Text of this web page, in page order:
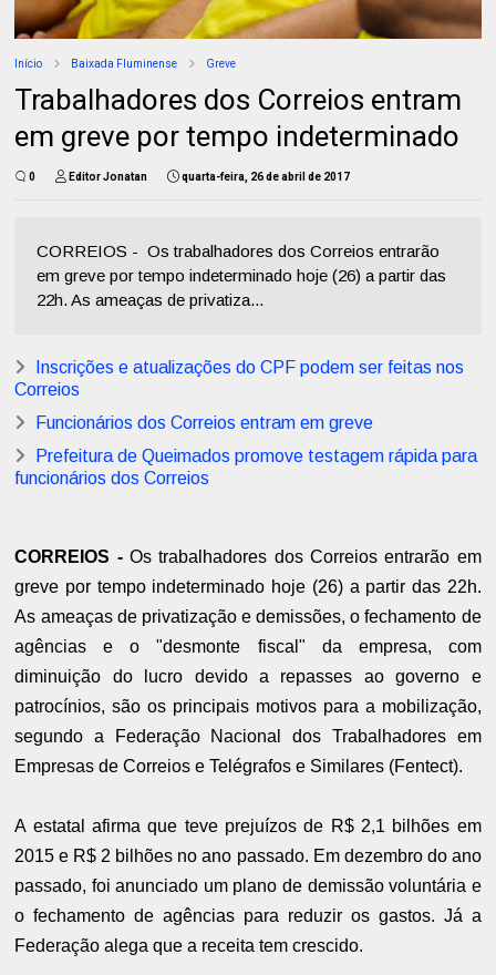
Início Baixada Fluminense Greve
Trabalhadores dos Correios entram
em greve por tempo indeterminado
0 Editor Jonatan quarta-feira, 26 de abril de 2017
CORREIOS - Os trabalhadores dos Correios entrarão
em greve por tempo indeterminado hoje (26) a partir das
22h. As ameaças de privatiza...
Inscrições e atualizações do CPF podem ser feitas nos
Correios
Funcionários dos Correios entram em greve
Prefeitura de Queimados promove testagem rápida para
funcionários dos Correios
CORREIOS -Os trabalhadores dos Correios entrarão em
greve por tempo indeterminado hoje (26) a partir das 22h.
As ameaças de privatização e demissões, o fechamento de
agências e o "desmonte fiscal" da empresa, com
diminuição do lucro devido a repasses ao governo e
patrocínios, são os principais motivos para a mobilização,
segundo a Federação Nacional dos Trabalhadores em
Empresas de Correios e Telégrafos e Similares (Fentect).
A estatal afirma que teve prejuízos de R$ 2,1 bilhões em
2015 e R$ 2 bilhões no ano passado. Em dezembro do ano
passado, foi anunciado um plano de demissão voluntária e
o fechamento de agências para reduzir os gastos. Já a
Federação alega que a receita tem crescido.